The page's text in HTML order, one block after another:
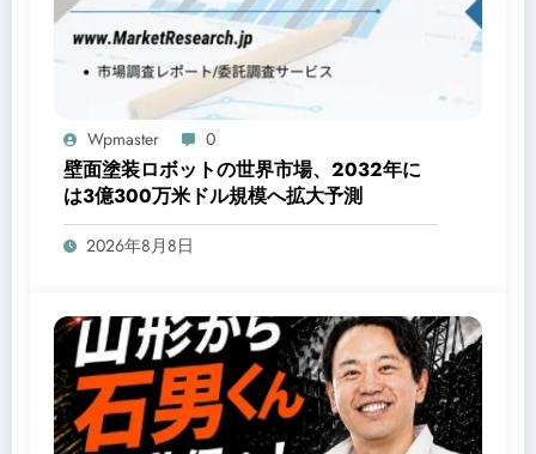
Wpmaster 0
壁面塗装ロボットの世界市場、2032年に
は3億300万米ドル規模へ拡大予測
2026年8月8日